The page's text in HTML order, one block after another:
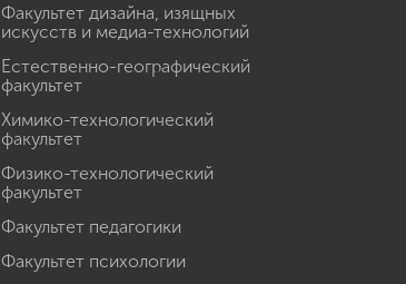
Факультет дизайна, изящных
искусств и медиа-технологий
Естественно-географический
факультет
Химико-технологический
факультет
Физико-технологический
факультет
Факультет педагогики
Факультет психологии